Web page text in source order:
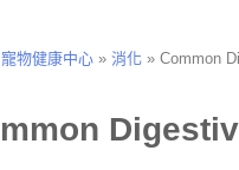
寵物健康中心 » 消化 » Common